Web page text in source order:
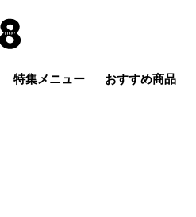
特集メニュー おすすめ商品